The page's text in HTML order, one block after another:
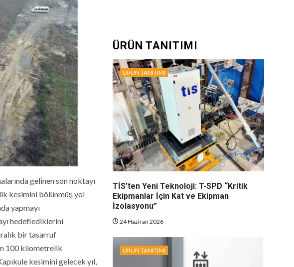
gelinen son noktayı
kesimini bölünmüş yol
yapmayı
hedeflediklerini
bir tasarruf
100 kilometrelik
kesimini gelecek yıl,
ÜRÜN TANITIMI
ÜRÜN TANITIMI
TİS’ten Yeni Teknoloji: T-SPD “Kritik
Ekipmanlar İçin Kat ve Ekipman
İzolasyonu”
24 Haziran 2026
ÜRÜN TANITIMI